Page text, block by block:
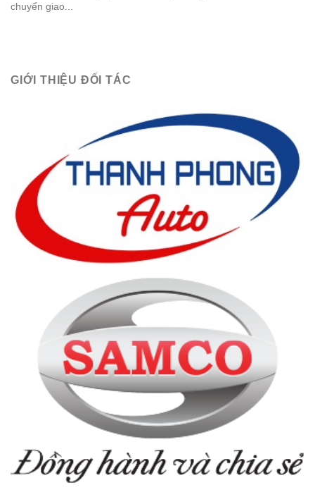
chuyển giao...
GIỚI THIỆU ĐỐI TÁC